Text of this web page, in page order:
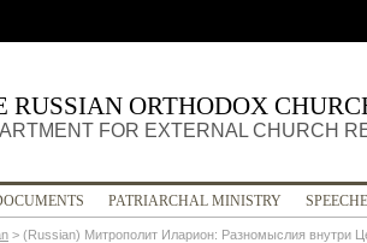
RUSSIAN ORTHODOX
FOR EXTERNAL CHURCH
PATRIARCHAL MINISTRY
> (Russian) Митрополит Иларион: Разномыслия внутри